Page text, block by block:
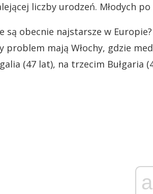
liczby urodzeń. Młodych
są obecnie najstarsze w
problem mają Włochy, gdzie
(47 lat), na trzecim Bułgaria